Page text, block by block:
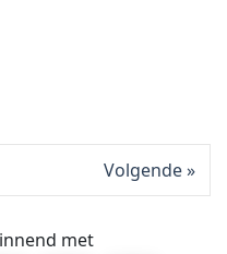
Volgende
met